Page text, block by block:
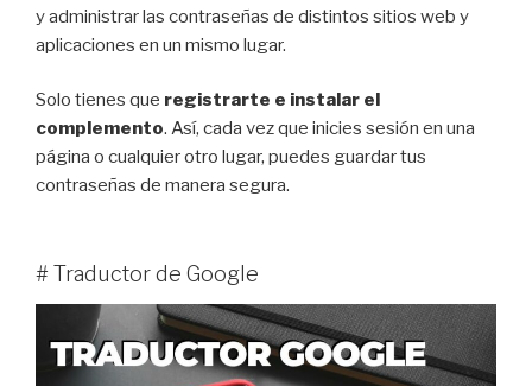
y administrar las contraseñas de distintos sitios web y
aplicaciones en un mismo lugar.
Solo tienes que registrarte e instalar el
complemento. Así, cada vez que inicies sesión en una
página o cualquier otro lugar, puedes guardar tus
contraseñas de manera segura.
# Traductor de Google